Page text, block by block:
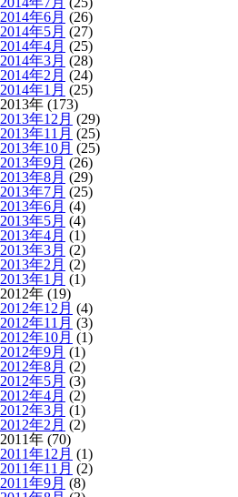
2014年6月 (26)
2014年5月 (27)
2014年4月 (25)
2014年3月 (28)
2014年2月 (24)
2014年1月 (25)
2013年 (173)
2013年12月 (29)
2013年11月 (25)
2013年10月 (25)
2013年9月 (26)
2013年8月 (29)
2013年7月 (25)
2013年6月 (4)
2013年5月 (4)
2013年4月 (1)
2013年3月 (2)
2013年2月 (2)
2013年1月 (1)
2012年 (19)
2012年12月 (4)
2012年11月 (3)
2012年10月 (1)
2012年9月 (1)
2012年8月 (2)
2012年5月 (3)
2012年4月 (2)
2012年3月 (1)
2012年2月 (2)
2011年 (70)
2011年12月 (1)
2011年11月 (2)
2011年9月 (8)